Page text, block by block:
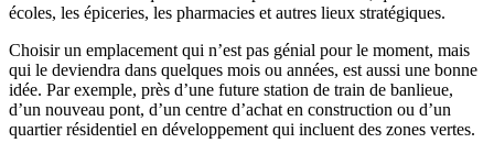
écoles, les épiceries, les pharmacies et autres lieux stratégiques.
Choisir un emplacement qui n’est pas génial pour le moment, mais
qui le deviendra dans quelques mois ou années, est aussi une bonne
idée. Par exemple, près d’une future station de train de banlieue,
d’un nouveau pont, d’un centre d’achat en construction ou d’un
quartier résidentiel en développement qui incluent des zones vertes.